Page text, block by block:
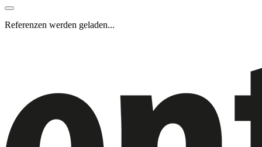
Referenzen werden geladen...